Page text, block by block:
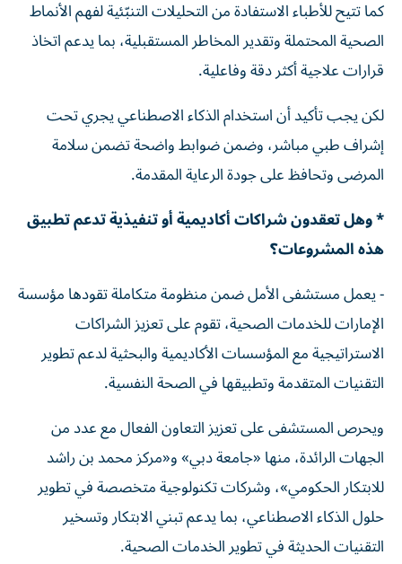
كما تتيح للأطباء الاستفادة من التحليلات التنبّئية لفهم الأنماط
الصحية المحتملة وتقدير المخاطر المستقبلية، بما يدعم اتخاذ
قرارات علاجية أكثر دقة وفاعلية.
لكن يجب تأكيد أن استخدام الذكاء الاصطناعي يجري تحت
إشراف طبي مباشر، وضمن ضوابط واضحة تضمن سلامة
المرضى وتحافظ على جودة الرعاية المقدمة.
* وهل تعقدون شراكات أكاديمية أو تنفيذية تدعم تطبيق
هذه المشروعات؟
- يعمل مستشفى الأمل ضمن منظومة متكاملة تقودها مؤسسة
الإمارات للخدمات الصحية، تقوم على تعزيز الشراكات
الاستراتيجية مع المؤسسات الأكاديمية والبحثية لدعم تطوير
التقنيات المتقدمة وتطبيقها في الصحة النفسية.
ويحرص المستشفى على تعزيز التعاون الفعال مع عدد من
الجهات الرائدة، منها «جامعة دبي» و«مركز محمد بن راشد
للابتكار الحكومي»، وشركات تكنولوجية متخصصة في تطوير
حلول الذكاء الاصطناعي، بما يدعم تبني الابتكار وتسخير
التقنيات الحديثة في تطوير الخدمات الصحية.